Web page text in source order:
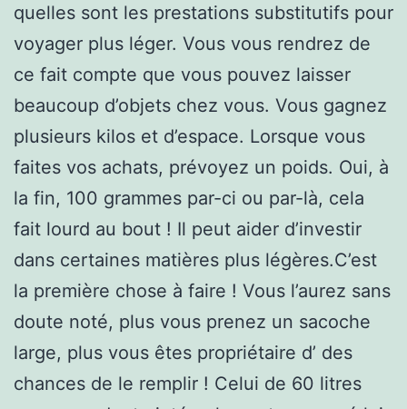
quelles sont les prestations substitutifs pour
voyager plus léger. Vous vous rendrez de
ce fait compte que vous pouvez laisser
beaucoup d’objets chez vous. Vous gagnez
plusieurs kilos et d’espace. Lorsque vous
faites vos achats, prévoyez un poids. Oui, à
la fin, 100 grammes par-ci ou par-là, cela
fait lourd au bout ! Il peut aider d’investir
dans certaines matières plus légères.C’est
la première chose à faire ! Vous l’aurez sans
doute noté, plus vous prenez un sacoche
large, plus vous êtes propriétaire d’ des
chances de le remplir ! Celui de 60 litres